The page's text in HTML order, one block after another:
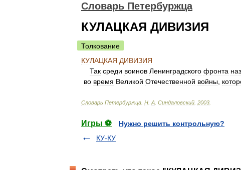
Словарь Петербуржца
КУЛАЦКАЯ ДИВИЗИЯ
Толкование
КУЛАЦКАЯ ДИВИЗИЯ
Так среди воинов Ленинградского фронта
во время Великой Отечественной войны
Словарь Петербуржца Н А Синдаловский 2003
Игры ⚽
Нужно решить контрольную?
КУ-КУ